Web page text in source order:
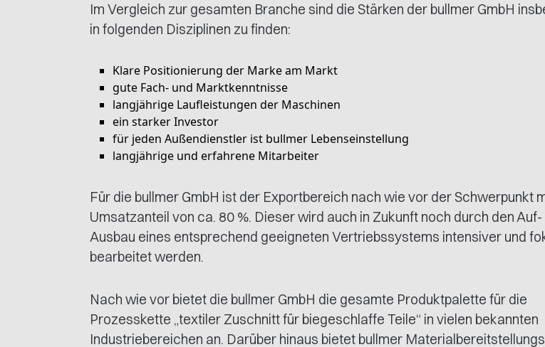
Im Vergleich zur gesamten Branche sind die Stärken der bullmer GmbH
in folgenden Disziplinen zu finden:
Klare Positionierung der Marke am Markt
gute Fach- und Marktkenntnisse
langjährige Laufleistungen der Maschinen
ein starker Investor
für jeden Außendienstler ist bullmer Lebenseinstellung
langjährige und erfahrene Mitarbeiter
Für die bullmer GmbH ist der Exportbereich nach wie vor der Schwerpunkt
Umsatzanteil von ca. 80 %. Dieser wird auch in Zukunft noch durch den Auf-
Ausbau eines entsprechend geeigneten Vertriebssystems intensiver und
bearbeitet werden.
Nach wie vor bietet die bullmer GmbH die gesamte Produktpalette für die
Prozesskette „textiler Zuschnitt für biegeschlaffe Teile“ in vielen bekannten
Industriebereichen an. Darüber hinaus bietet bullmer